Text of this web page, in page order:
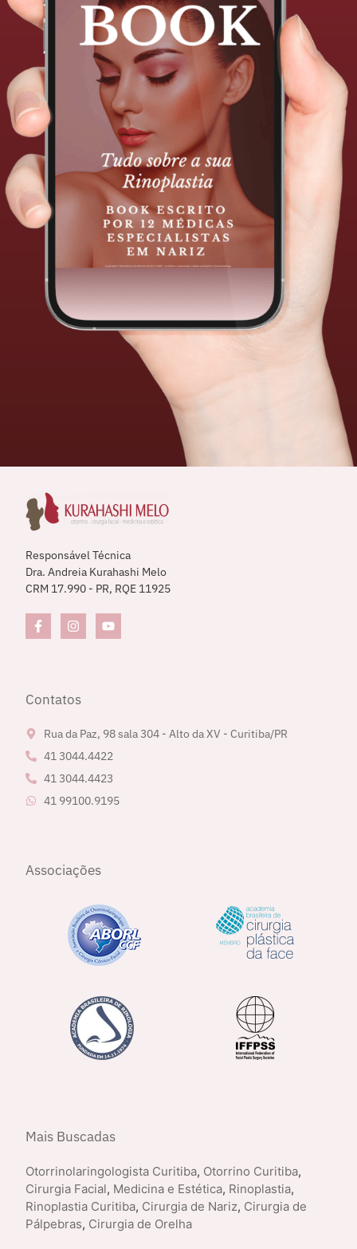
Responsável Técnica
Dra. Andreia Kurahashi Melo
CRM 17.990 - PR, RQE 11925
Contatos
Rua da Paz, 98 sala 304 - Alto da XV - Curitiba/PR
41 3044.4422
41 3044.4423
41 99100.9195
Associações
Mais Buscadas
Otorrinolaringologista Curitiba, Otorrino Curitiba,
Cirurgia Facial, Medicina e Estética, Rinoplastia,
Rinoplastia Curitiba, Cirurgia de Nariz, Cirurgia de
Pálpebras, Cirurgia de Orelha